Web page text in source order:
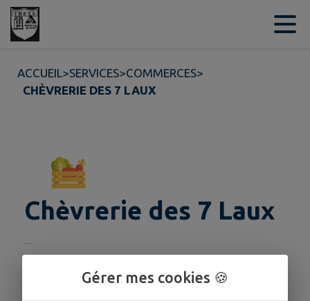
Contenu
ACCUEIL>SERVICES>COMMERCES>
CHÈVRERIE DES 7 LAUX
Chèvrerie des 7 Laux
Du lundi au dimanche 15h à 18h30
Gérer mes cookies 🍪